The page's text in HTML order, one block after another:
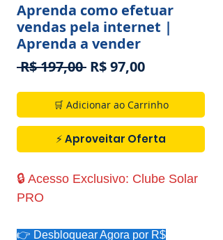
Aprenda como efetuar
vendas pela internet |
Aprenda a vender
R$ 197,00 Preço
R$ 97,00Preço
🛒 Adicionar ao Carrinho
⚡ Aproveitar Oferta
🔒 Acesso Exclusivo: Clube Solar
PRO
👉 Desbloquear Agora por R$